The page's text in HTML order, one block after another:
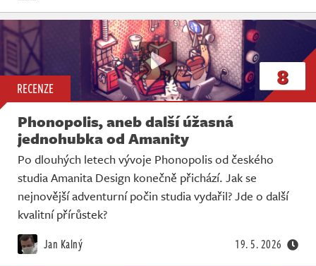
RECENZE 8
Phonopolis, aneb další úžasná
jednohubka od Amanity
Po dlouhých letech vývoje Phonopolis od českého
studia Amanita Design konečně přichází. Jak se
nejnovější adventurní počin studia vydařil? Jde o další
kvalitní přírůstek?
Jan Kalný 19. 5. 2026